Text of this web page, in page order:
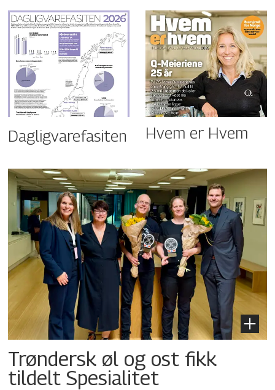
Dagligvarefasiten Hvem er Hvem
Trøndersk øl og ost fikk
tildelt Spesialitet